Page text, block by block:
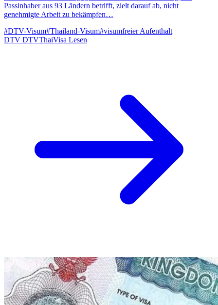
Passinhaber aus 93 Ländern betrifft, zielt darauf ab, nicht
genehmigte Arbeit zu bekämpfen…
#DTV-Visum#Thailand-Visum#visumfreier Aufenthalt
DTV DTVThaiVisa Lesen